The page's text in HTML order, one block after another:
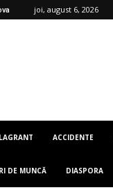
joi, august 6, 2026
ACCIDENTE
DE MUNCĂ DIASPORA